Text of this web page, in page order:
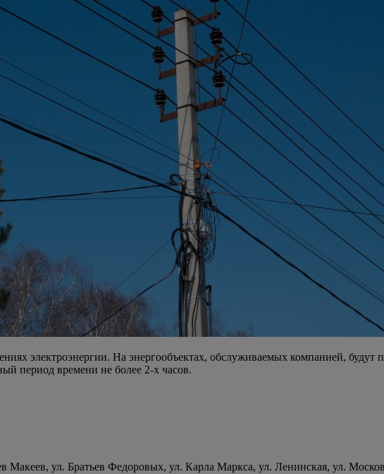
электроэнергии. На энергообъектах, обслуживаемых компанией, будут
период времени не более 2-х часов.
Макеев, ул. Братьев Федоровых, ул. Карла Маркса, ул. Ленинская, ул.